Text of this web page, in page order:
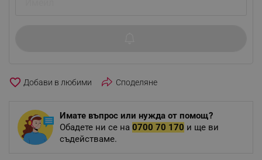
favorite_border Споделяне
Имате въпрос или нужда от помощ?
Обадете ни се на 0700 70 170 и ще ви
съдействаме.